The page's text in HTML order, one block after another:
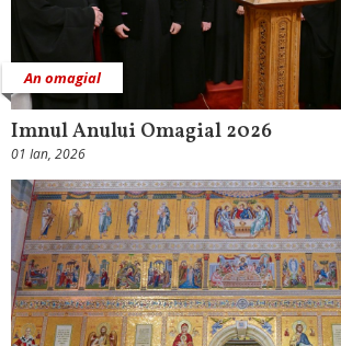
An omagial
Imnul Anului Omagial 2026
01 Ian, 2026